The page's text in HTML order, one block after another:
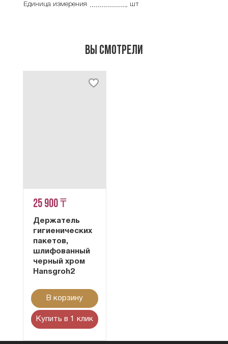
Единица измерения
шт
Вы смотрели
25 900 ₸
Держатель
гигиенических
пакетов,
шлифованный
черный хром
Hansgroh2
В корзину
Купить в 1 клик